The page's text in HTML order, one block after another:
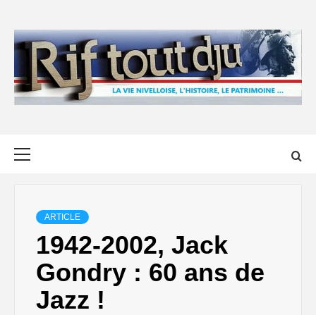
content
ARTICLE
1942-2002, Jack
Gondry : 60 ans de
Jazz !